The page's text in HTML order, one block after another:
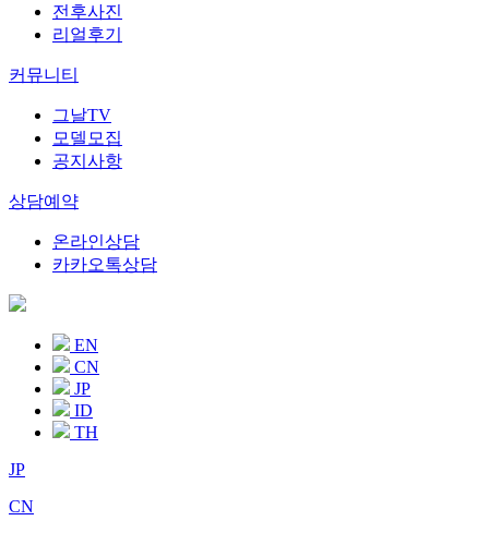
전후사진
리얼후기
커뮤니티
그날TV
모델모집
공지사항
상담예약
온라인상담
카카오톡상담
EN
CN
JP
ID
TH
JP
CN